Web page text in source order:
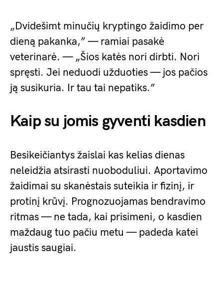
„Dvidešimt minučių kryptingo žaidimo per
dieną pakanka,” — ramiai pasakė
veterinarė. — „Šios katės nori dirbti. Nori
spręsti. Jei neduodi užduoties — jos pačios
ją susikuria. Ir tau tai nepatiks.”
Kaip su jomis gyventi kasdien
Besikeičiantys žaislai kas kelias dienas
neleidžia atsirasti nuoboduliui. Aportavimo
žaidimai su skanėstais suteikia ir fizinį, ir
protinį krūvį. Prognozuojamas bendravimo
ritmas — ne tada, kai prisimeni, o kasdien
maždaug tuo pačiu metu — padeda katei
jaustis saugiai.